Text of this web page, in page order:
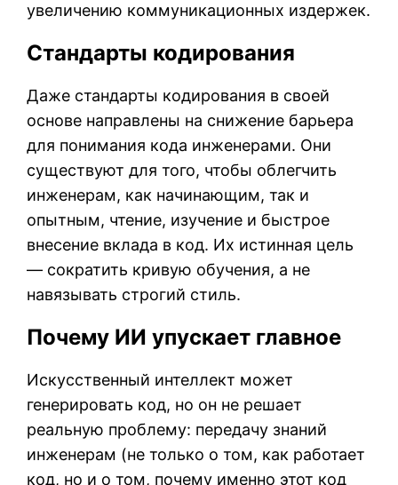
увеличению коммуникационных издержек.
Стандарты кодирования
Даже стандарты кодирования в своей
основе направлены на снижение барьера
для понимания кода инженерами. Они
существуют для того, чтобы облегчить
инженерам, как начинающим, так и
опытным, чтение, изучение и быстрое
внесение вклада в код. Их истинная цель
— сократить кривую обучения, а не
навязывать строгий стиль.
Почему ИИ упускает главное
Искусственный интеллект может
генерировать код, но он не решает
реальную проблему: передачу знаний
инженерам (не только о том, как работает
код, но и о том, почему именно этот код